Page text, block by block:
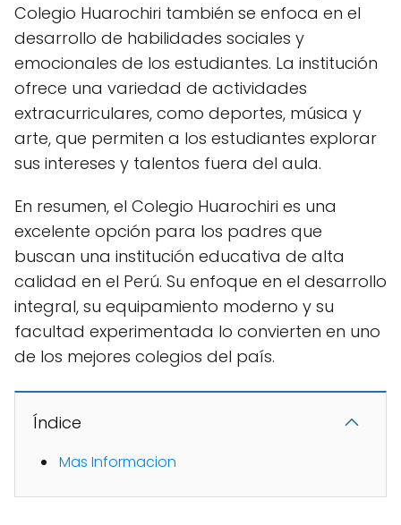
Colegio Huarochiri también se enfoca en el
desarrollo de habilidades sociales y
emocionales de los estudiantes. La institución
ofrece una variedad de actividades
extracurriculares, como deportes, música y
arte, que permiten a los estudiantes explorar
sus intereses y talentos fuera del aula.
En resumen, el Colegio Huarochiri es una
excelente opción para los padres que
buscan una institución educativa de alta
calidad en el Perú. Su enfoque en el desarrollo
integral, su equipamiento moderno y su
facultad experimentada lo convierten en uno
de los mejores colegios del país.
Índice
Mas Informacion